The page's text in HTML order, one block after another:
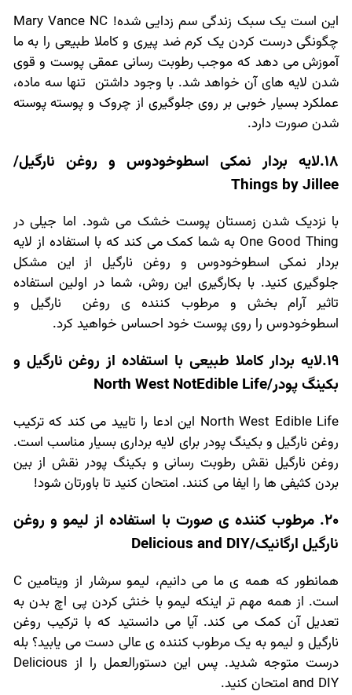
این است یک سبک زندگی سم زدایی شده! Mary Vance NC
چگونگی درست کردن یک کرم ضد پیری و کاملا طبیعی را به ما
آموزش می دهد که موجب رطوبت رسانی عمقی پوست و قوی
شدن لایه های آن خواهد شد. با وجود داشتن تنها سه ماده،
عملکرد بسیار خوبی بر روی جلوگیری از چروک و پوسته پوسته
شدن صورت دارد.
18.لایه بردار نمکی اسطوخودوس و روغن نارگیل/
Things by Jillee
با نزدیک شدن زمستان پوست خشک می شود. اما جیلی در
One Good Thing به شما کمک می کند که با استفاده از لایه
بردار نمکی اسطوخودوس و روغن نارگیل از این مشکل
جلوگیری کنید. با بکارگیری این روش، شما در اولین استفاده
تاثیر آرام بخش و مرطوب کننده ی روغن نارگیل و
اسطوخودوس را روی پوست خود احساس خواهید کرد.
19.لایه بردار کاملا طبیعی با استفاده از روغن نارگیل و
بکینگ پودر/North West NotEdible Life
North West Edible Life این ادعا را تایید می کند که ترکیب
روغن نارگیل و بکینگ پودر برای لایه برداری بسیار مناسب است.
روغن نارگیل نقش رطوبت رسانی و بکینگ پودر نقش از بین
بردن کثیفی ها را ایفا می کنند. امتحان کنید تا باورتان شود!
20. مرطوب کننده ی صورت با استفاده از لیمو و روغن
نارگیل ارگانیک/Delicious and DIY
همانطور که همه ی ما می دانیم، لیمو سرشار از ویتامین C
است. از همه مهم تر اینکه لیمو با خنثی کردن پی اچ بدن به
تعدیل آن کمک می کند. آیا می دانستید که با ترکیب روغن
نارگیل و لیمو به یک مرطوب کننده ی عالی دست می یابید؟ بله
درست متوجه شدید. پس این دستورالعمل را از Delicious
and DIY امتحان کنید.